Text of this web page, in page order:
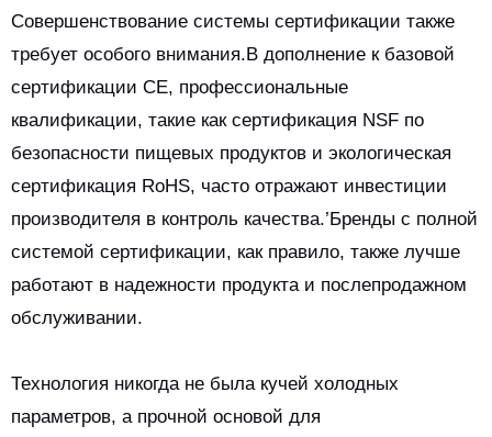
Совершенствование системы сертификации также
требует особого внимания.В дополнение к базовой
сертификации CE, профессиональные
квалификации, такие как сертификация NSF по
безопасности пищевых продуктов и экологическая
сертификация RoHS, часто отражают инвестиции
производителя в контроль качества.’Бренды с полной
системой сертификации, как правило, также лучше
работают в надежности продукта и послепродажном
обслуживании.
Технология никогда не была кучей холодных
параметров, а прочной основой для